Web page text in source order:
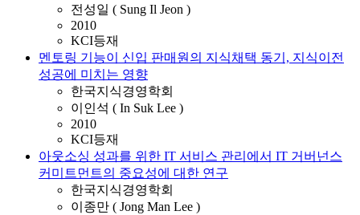
전성일 ( Sung Il Jeon )
2010
KCI등재
멘토링 기능이 신입 판매원의 지식채택 동기, 지식이전
성공에 미치는 영향
한국지식경영학회
이인석 ( In Suk Lee )
2010
KCI등재
아웃소싱 성과를 위한 IT 서비스 관리에서 IT 거버넌스
커미트먼트의 중요성에 대한 연구
한국지식경영학회
이종만 ( Jong Man Lee )